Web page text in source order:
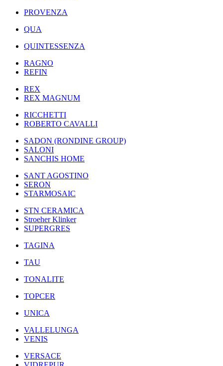
PROVENZA
QUA
QUINTESSENZA
RAGNO
REFIN
REX
REX MAGNUM
RICCHETTI
ROBERTO CAVALLI
SADON (RONDINE GROUP)
SALONI
SANCHIS HOME
SANT AGOSTINO
SERON
STARMOSAIC
STN CERAMICA
Stroeher Klinker
SUPERGRES
TAGINA
TAU
TONALITE
TOPCER
UNICA
VALLELUNGA
VENIS
VERSACE